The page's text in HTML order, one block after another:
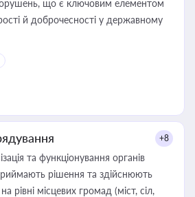
що є ключовим елементом
й доброчесності у державному
+8
та функціонування органів
рішення та здійснюють
рівні місцевих громад (міст, сіл,